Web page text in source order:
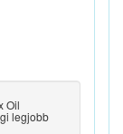
Oil
legjobb